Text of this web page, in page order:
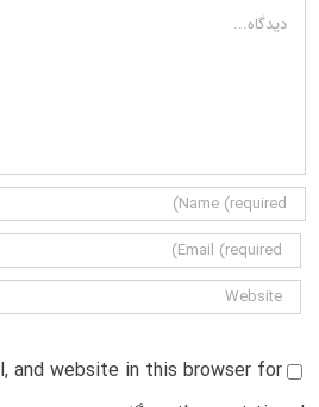
دیدگاه
and website in this browser for